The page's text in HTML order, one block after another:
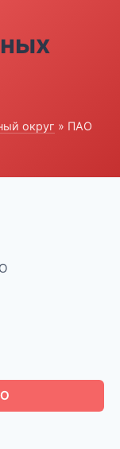
округ » ПАО